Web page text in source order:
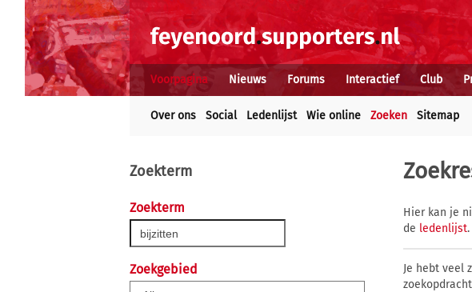
Voorpagina Nieuws Forums Interactief Club
Over ons Social Ledenlijst Wie online Zoeken Sitemap
Zoekterm
Zoekterm
Zoekgebied
Hier kan je
de ledenlijst.
Je hebt veel